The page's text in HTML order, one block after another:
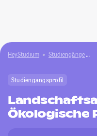
HeyStudium Studiengänge
Studiengangsprofil
Ökologische